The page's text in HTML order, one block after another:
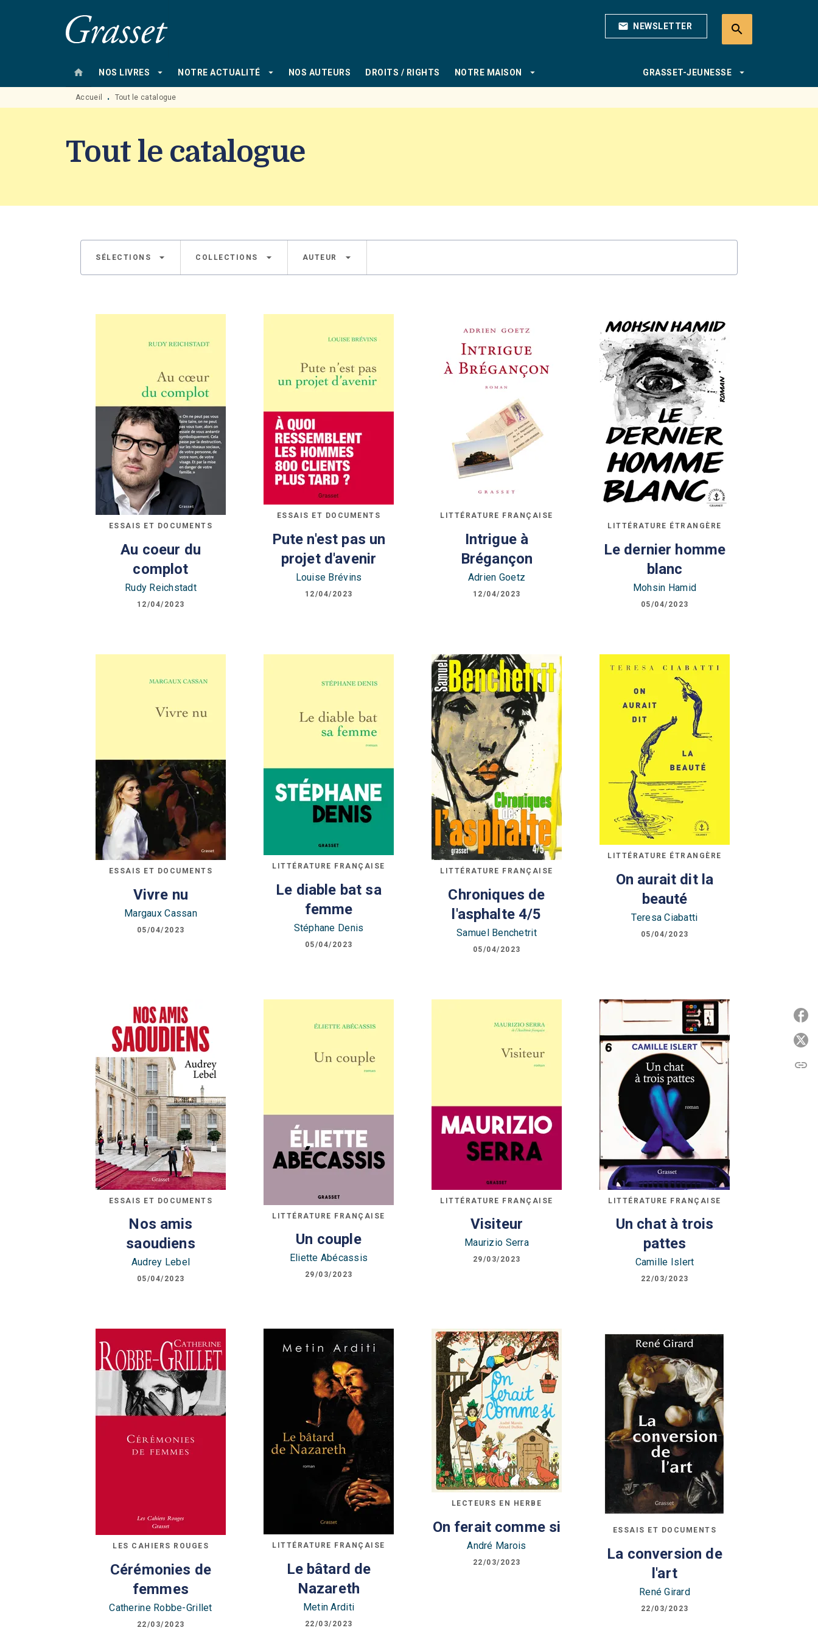
MENU RECHERCHE mail NEWSLETTER search
home NOS LIVRES arrow_drop_down NOTRE ACTUALITÉ arrow_drop_down NOS AUTEURS DROITS / RIGHTS NOTRE MAISON arrow_drop_down GRASSET-JEUNESSE arrow_drop_down
Accueil • Tout le catalogue
Tout le catalogue
SÉLECTIONS arrow_drop_down COLLECTIONS arrow_drop_down AUTEUR arrow_drop_down
ESSAIS ET DOCUMENTS
Au coeur du
complot
Rudy Reichstadt
12/04/2023
ESSAIS ET DOCUMENTS
Pute n'est pas un
projet d'avenir
Louise Brévins
12/04/2023
LITTÉRATURE FRANÇAISE
Intrigue à
Brégançon
Adrien Goetz
12/04/2023
LITTÉRATURE ÉTRANGÈRE
Le dernier homme
blanc
Mohsin Hamid
05/04/2023
ESSAIS ET DOCUMENTS
Vivre nu
Margaux Cassan
05/04/2023
LITTÉRATURE FRANÇAISE
Le diable bat sa
femme
Stéphane Denis
05/04/2023
LITTÉRATURE FRANÇAISE
Chroniques de
l'asphalte 4/5
Samuel Benchetrit
05/04/2023
LITTÉRATURE ÉTRANGÈRE
On aurait dit la
beauté
Teresa Ciabatti
05/04/2023
ESSAIS ET DOCUMENTS
Nos amis
saoudiens
Audrey Lebel
05/04/2023
LITTÉRATURE FRANÇAISE
Un couple
Eliette Abécassis
29/03/2023
LITTÉRATURE FRANÇAISE
Visiteur
Maurizio Serra
29/03/2023
LITTÉRATURE FRANÇAISE
Un chat à trois
pattes
Camille Islert
22/03/2023
LES CAHIERS ROUGES
Cérémonies de
femmes
Catherine Robbe-Grillet
22/03/2023
LITTÉRATURE FRANÇAISE
Le bâtard de
Nazareth
Metin Arditi
22/03/2023
LECTEURS EN HERBE
On ferait comme si
André Marois
22/03/2023
ESSAIS ET DOCUMENTS
La conversion de
l'art
René Girard
22/03/2023
link